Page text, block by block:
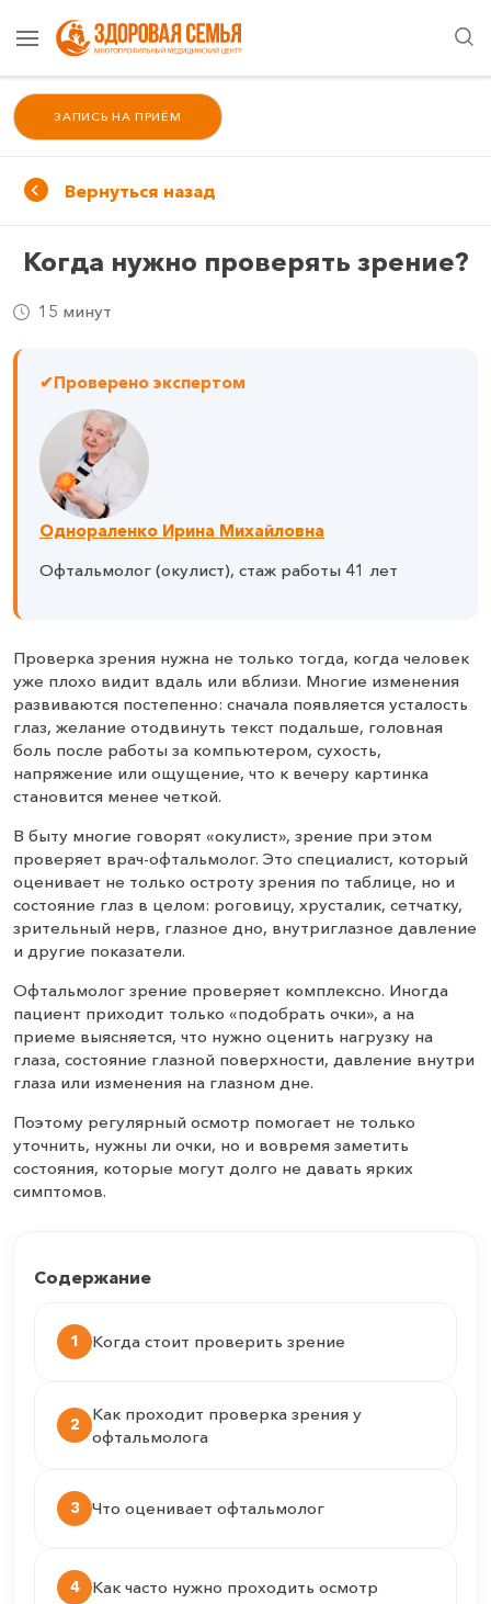
ЗАПИСЬ НА ПРИЁМ
Вернуться назад
Когда нужно проверять зрение?
15 минут
✔Проверено экспертом
Однораленко Ирина Михайловна
Офтальмолог (окулист), стаж работы 41 лет
Проверка зрения нужна не только тогда, когда человек
уже плохо видит вдаль или вблизи. Многие изменения
развиваются постепенно: сначала появляется усталость
глаз, желание отодвинуть текст подальше, головная
боль после работы за компьютером, сухость,
напряжение или ощущение, что к вечеру картинка
становится менее четкой.
В быту многие говорят «окулист», зрение при этом
проверяет врач-офтальмолог. Это специалист, который
оценивает не только остроту зрения по таблице, но и
состояние глаз в целом: роговицу, хрусталик, сетчатку,
зрительный нерв, глазное дно, внутриглазное давление
и другие показатели.
Офтальмолог зрение проверяет комплексно. Иногда
пациент приходит только «подобрать очки», а на
приеме выясняется, что нужно оценить нагрузку на
глаза, состояние глазной поверхности, давление внутри
глаза или изменения на глазном дне.
Поэтому регулярный осмотр помогает не только
уточнить, нужны ли очки, но и вовремя заметить
состояния, которые могут долго не давать ярких
симптомов.
Содержание
1 Когда стоит проверить зрение
2
Как проходит проверка зрения у
офтальмолога
3 Что оценивает офтальмолог
4 Как часто нужно проходить осмотр